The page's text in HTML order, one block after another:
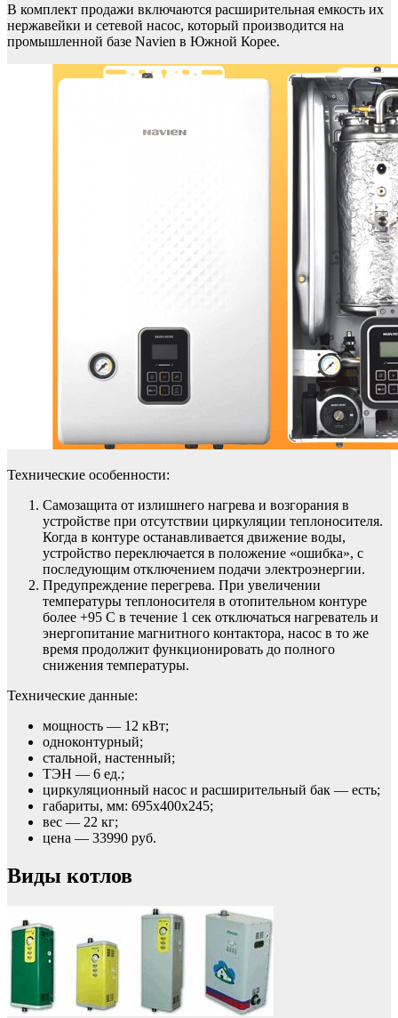
В комплект продажи включаются расширительная емкость их
нержавейки и сетевой насос, который производится на
промышленной базе Navien в Южной Корее.
Технические особенности:
Самозащита от излишнего нагрева и возгорания в
устройстве при отсутствии циркуляции теплоносителя.
Когда в контуре останавливается движение воды,
устройство переключается в положение «ошибка», с
последующим отключением подачи электроэнергии.
Предупреждение перегрева. При увеличении
температуры теплоносителя в отопительном контуре
более +95 C в течение 1 сек отключаться нагреватель и
энергопитание магнитного контактора, насос в то же
время продолжит функционировать до полного
снижения температуры.
Технические данные:
мощность — 12 кВт;
одноконтурный;
стальной, настенный;
ТЭН — 6 ед.;
циркуляционный насос и расширительный бак — есть;
габариты, мм: 695х400х245;
вес — 22 кг;
цена — 33990 руб.
Виды котлов